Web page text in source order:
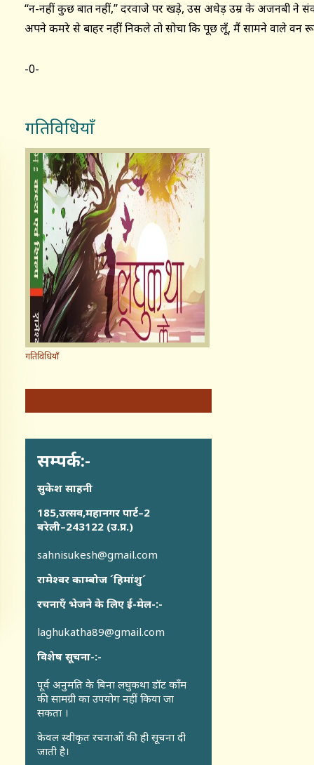
‘‘न-नहीं कुछ बात नहीं,’’ दरवाजे पर खड़े, उस अधेड़ उम्र के अजनबी ने
अपने कमरे से बाहर नहीं निकले तो सोचा कि पूछ लूँ, मैं सामने वाले वन रूम
-0-
गतिविधियाँ
गतिविधियाँ
सम्पर्क:-
सुकेश साहनी
185,उत्सव,महानगर पार्ट–2
बरेली–243122 (उ.प्र.)
sahnisukesh@gmail.com
रामेश्वर काम्बोज ´हिमांशु´
रचनाएँ भेजने के लिए ई-मेल-:-
laghukatha89@gmail.com
विशेष सूचना-:-
पूर्व अनुमति के बिना लघुकथा डॉट कॉंम
की सामग्री का उपयोग नहीं किया जा
सकता ।
केवल स्वीकृत रचनाओं की ही सूचना दी
जाती है।